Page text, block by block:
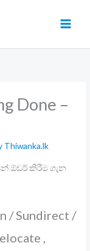
Done –
Thiwanka.lk
ඕඩර් කිරීම ගැන
/ Sundirect /
,